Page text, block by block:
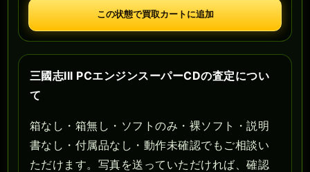
この状態で買取カートに追加
三國志III PCエンジンスーパーCDの査定につい
て
箱なし・箱無し・ソフトのみ・裸ソフト・説明
書なし・付属品なし・動作未確認でもご相談い
ただけます。写真を送っていただければ、確認